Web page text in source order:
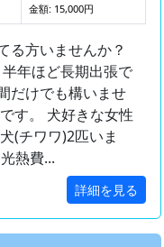
金額: 15,000円
る方いませんか？
年ほど長期出張で
だけでも構いませ
す。 犬好きな女性
(チワワ)2匹いま
熱費...
詳細を見る